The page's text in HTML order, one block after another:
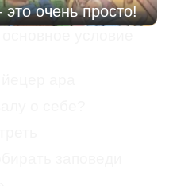
очень просто!